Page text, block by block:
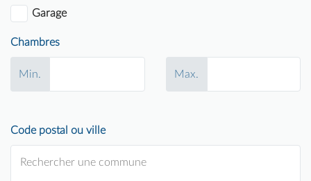
Garage
Chambres
Min. Max.
Code postal ou ville